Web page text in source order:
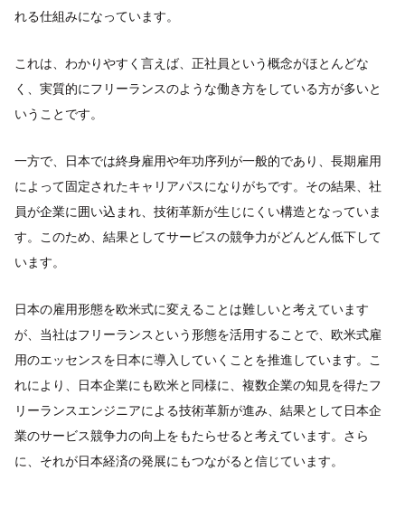
れる仕組みになっています。
これは、わかりやすく言えば、正社員という概念がほとんどな
く、実質的にフリーランスのような働き方をしている方が多いと
いうことです。
一方で、日本では終身雇用や年功序列が一般的であり、長期雇用
によって固定されたキャリアパスになりがちです。その結果、社
員が企業に囲い込まれ、技術革新が生じにくい構造となっていま
す。このため、結果としてサービスの競争力がどんどん低下して
います。
日本の雇用形態を欧米式に変えることは難しいと考えています
が、当社はフリーランスという形態を活用することで、欧米式雇
用のエッセンスを日本に導入していくことを推進しています。こ
れにより、日本企業にも欧米と同様に、複数企業の知見を得たフ
リーランスエンジニアによる技術革新が進み、結果として日本企
業のサービス競争力の向上をもたらせると考えています。さら
に、それが日本経済の発展にもつながると信じています。